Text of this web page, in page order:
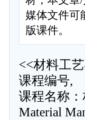
媒体文件可
版课件。
<<材料工
课程编号,
课程名称：
Material